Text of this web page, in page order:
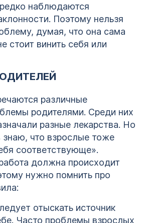
наблюдаются
Поэтому нельзя
думая, что она сама
стоит винить себя или
различные
родителями. Среди них
разные лекарства. Но
знаю, что взрослые тоже
соответствующе».
должна происходит
нужно помнить про
отыскать источник
Часто проблемы взрослых